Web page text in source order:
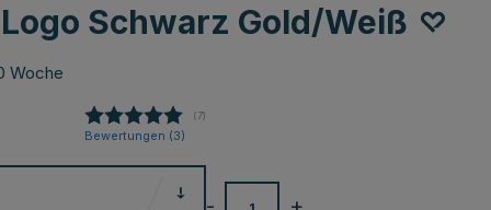
Schwarz Gold/Weiß
Woche
(abgegebene bewertungen:
7)
Bewertungen (3)